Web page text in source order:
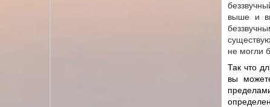
выше и
не могли
Так что
вы